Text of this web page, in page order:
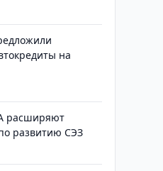
на
расширяют
развитию СЭЗ